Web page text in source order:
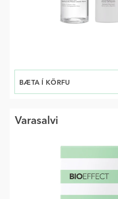
BÆTA Í KÖRFU
VERÐ NÚNA:
Varasalvi